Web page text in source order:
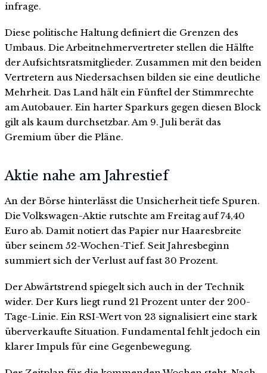
infrage.
Diese politische Haltung definiert die Grenzen des
Umbaus. Die Arbeitnehmervertreter stellen die Hälfte
der Aufsichtsratsmitglieder. Zusammen mit den beiden
Vertretern aus Niedersachsen bilden sie eine deutliche
Mehrheit. Das Land hält ein Fünftel der Stimmrechte
am Autobauer. Ein harter Sparkurs gegen diesen Block
gilt als kaum durchsetzbar. Am 9. Juli berät das
Gremium über die Pläne.
Aktie nahe am Jahrestief
An der Börse hinterlässt die Unsicherheit tiefe Spuren.
Die Volkswagen-Aktie rutschte am Freitag auf 74,40
Euro ab. Damit notiert das Papier nur Haaresbreite
über seinem 52-Wochen-Tief. Seit Jahresbeginn
summiert sich der Verlust auf fast 30 Prozent.
Der Abwärtstrend spiegelt sich auch in der Technik
wider. Der Kurs liegt rund 21 Prozent unter der 200-
Tage-Linie. Ein RSI-Wert von 23 signalisiert eine stark
überverkaufte Situation. Fundamental fehlt jedoch ein
klarer Impuls für eine Gegenbewegung.